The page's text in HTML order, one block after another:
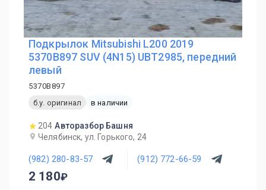
Подкрылок Mitsubishi L200 2019
5370B897 SUV (4N15) UBT2985, передний
левый
5370B897
б.у. оригинал
в наличии
204 Авторазбор Башня
Челябинск, ул. Горького, 24
(982) 280-83-57 (912) 772-66-59
2 180